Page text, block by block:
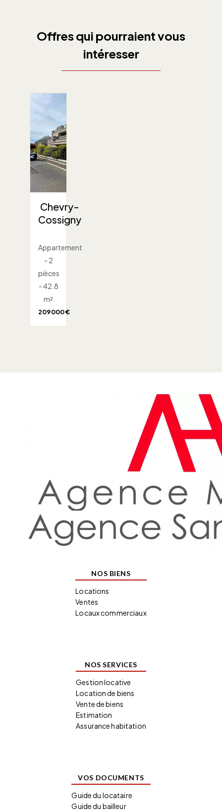
Offres qui pourraient vous
intéresser
Chevry-
Cossigny
Appartement
- 2
pièces
- 42.8
m²
209 000 €
NOS BIENS
Locations
Ventes
Locaux commerciaux
NOS SERVICES
Gestion locative
Location de biens
Vente de biens
Estimation
Assurance habitation
VOS DOCUMENTS
Guide du locataire
Guide du bailleur